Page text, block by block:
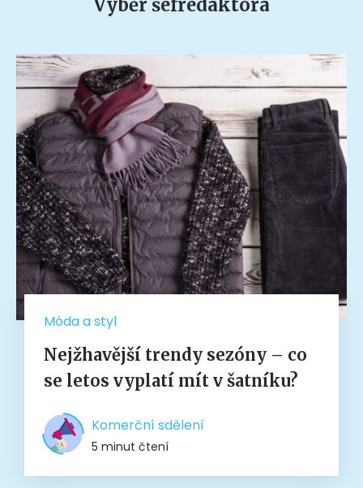
Výběr šéfredaktora
Móda a styl
Nejžhavější trendy sezóny – co
se letos vyplatí mít v šatníku?
Komerční sdělení
5 minut čtení